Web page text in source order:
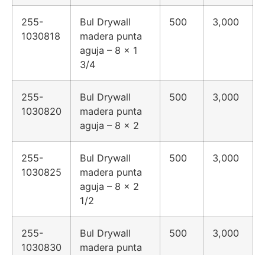
255-
1030818
Bul Drywall
madera punta
aguja – 8 x 1
3/4
500 3,000
255-
1030820
Bul Drywall
madera punta
aguja – 8 x 2
500 3,000
255-
1030825
Bul Drywall
madera punta
aguja – 8 x 2
1/2
500 3,000
255-
1030830
Bul Drywall
madera punta
500 3,000